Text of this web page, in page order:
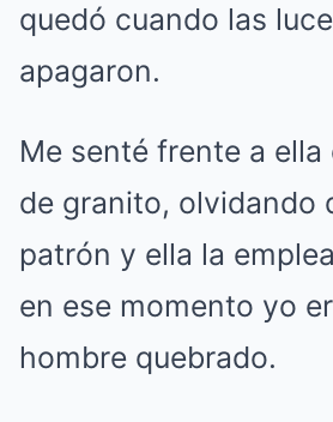
quedó cuando las
apagaron.
Me senté frente a ella
de granito, olvidando
patrón y ella la
en ese momento yo
hombre quebrado.